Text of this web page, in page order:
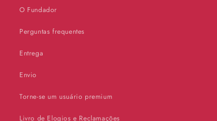
O Fundador
Perguntas frequentes
Entrega
Envio
Torne-se um usuário premium
Livro de Elogios e Reclamações